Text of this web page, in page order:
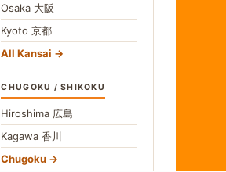
Osaka 大阪
Kyoto京都
All Kansai
CHUGOKU / SHIKOKU
Hiroshima 広島
Kagawa香川
Chugoku